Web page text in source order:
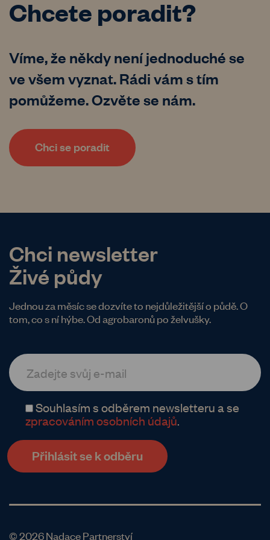
Chcete poradit?
Víme, že někdy není jednoduché se
ve všem vyznat. Rádi vám s tím
pomůžeme. Ozvěte se nám.
Chci se poradit
Chci newsletter
Živé půdy
Jednou za měsíc se dozvíte to nejdůležitější o půdě. O
tom, co s ní hýbe. Od agrobaronů po želvušky.
Souhlasím s odběrem newsletteru a se
zpracováním osobních údajů.
© 2026 Nadace Partnerství